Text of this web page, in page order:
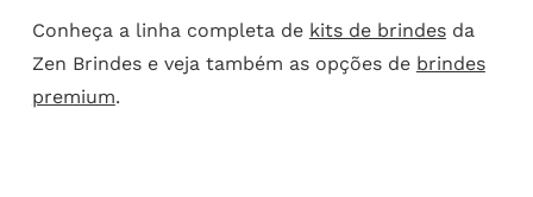
Conheça a linha completa de kits de brindesda
Zen Brindes e veja também as opções de brindes
premium.